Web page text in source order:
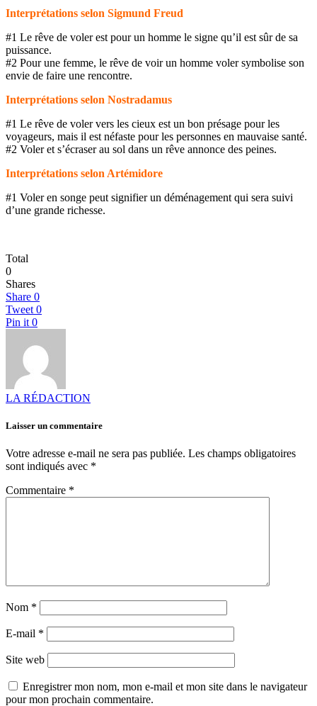
Interprétations selon Sigmund Freud
#1 Le rêve de voler est pour un homme le signe qu’il est sûr de sa
puissance.
#2 Pour une femme, le rêve de voir un homme voler symbolise son
envie de faire une rencontre.
Interprétations selon Nostradamus
#1 Le rêve de voler vers les cieux est un bon présage pour les
voyageurs, mais il est néfaste pour les personnes en mauvaise santé.
#2 Voler et s’écraser au sol dans un rêve annonce des peines.
Interprétations selon Artémidore
#1 Voler en songe peut signifier un déménagement qui sera suivi
d’une grande richesse.
Total
0
Shares
Share 0
Tweet 0
Pin it 0
LA RÉDACTION
Laisser un commentaire
Votre adresse e-mail ne sera pas publiée. Les champs obligatoires
sont indiqués avec *
Commentaire *
Nom *
E-mail *
Site web
Enregistrer mon nom, mon e-mail et mon site dans le navigateur
pour mon prochain commentaire.